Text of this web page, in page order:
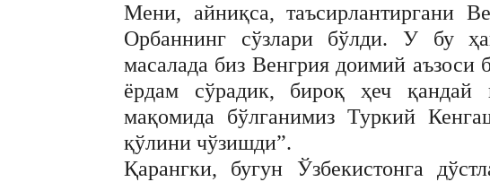
Мени, айниқса, таъсирлантиргани
Орбаннинг сўзлари бўлди. У бу
масалада биз Венгрия доимий аъзоси
ёрдам сўрадик, бироқ ҳеч қандай
мақомида бўлганимиз Туркий
қўлини чўзишди”.
Қарангки, бугун Ўзбекистонга